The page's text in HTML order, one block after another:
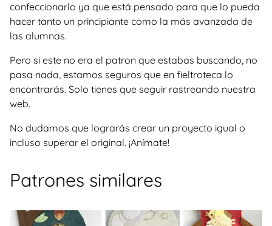
confeccionarlo ya que está pensado para que lo pueda
hacer tanto un principiante como la más avanzada de
las alumnas.
Pero si este no era el patron que estabas buscando, no
pasa nada, estamos seguros que en fieltroteca lo
encontrarás. Solo tienes que seguir rastreando nuestra
web.
No dudamos que lograrás crear un proyecto igual o
incluso superar el original. ¡Anímate!
Patrones similares